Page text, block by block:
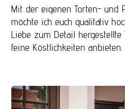
Mit der eigenen Torten- und
möchte ich euch qualitativ
Liebe zum Detail
feine Köstlichkeiten anbieten.